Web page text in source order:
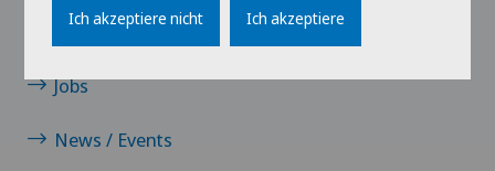
Kontakt
Jobs
News / Events
Ich akzeptiere nicht Ich akzeptiere